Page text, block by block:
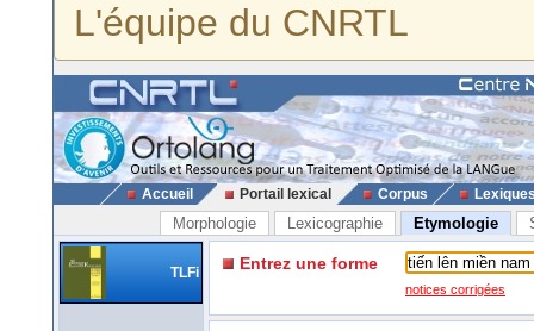
L'équipe du CNRTL
Accueil Portail lexical Corpus
Morphologie Lexicographie Etymologie
TLFi Entrez une forme
notices corrigées